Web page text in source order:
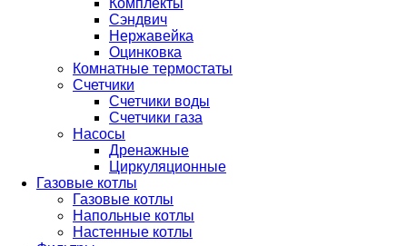
Комплекты
Сэндвич
Нержавейка
Оцинковка
Комнатные термостаты
Счетчики
Счетчики воды
Счетчики газа
Насосы
Дренажные
Циркуляционные
Газовые котлы
Газовые котлы
Напольные котлы
Настенные котлы